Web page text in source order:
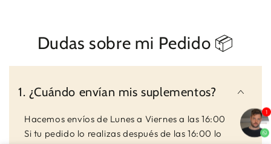
Dudas sobre mi Pedido 📦
1. ¿Cuándo envían mis suplementos?
Hacemos envíos de Lunes a Viernes a las 16:00
Si tu pedido lo realizas después de las 16:00 lo